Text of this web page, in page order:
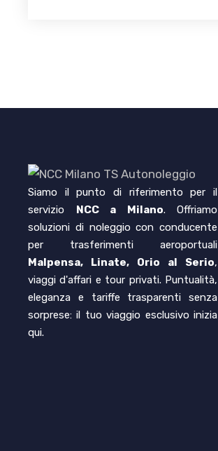
Siamo il punto di riferimento per il
servizio NCC a Milano. Offriamo
soluzioni di noleggio con conducente
per trasferimenti aeroportuali
Malpensa, Linate, Orio al Serio,
viaggi d'affari e tour privati. Puntualità,
eleganza e tariffe trasparenti senza
sorprese: il tuo viaggio esclusivo inizia
qui.